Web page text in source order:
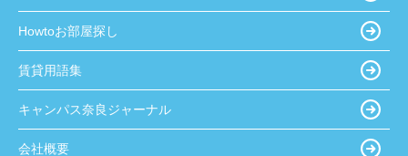
Howtoお部屋探し
賃貸用語集
キャンパス奈良ジャーナル
会社概要